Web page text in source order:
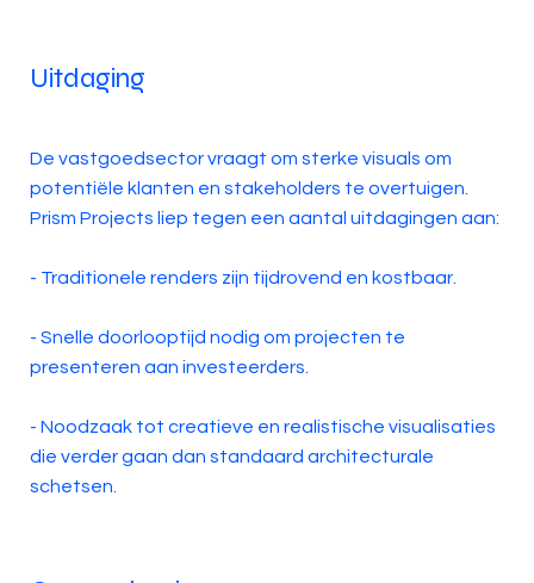
Uitdaging
De vastgoedsector vraagt om sterke visuals om
potentiële klanten en stakeholders te overtuigen.
Prism Projects liep tegen een aantal uitdagingen aan:
- Traditionele renders zijn tijdrovend en kostbaar.
- Snelle doorlooptijd nodig om projecten te
presenteren aan investeerders.
- Noodzaak tot creatieve en realistische visualisaties
die verder gaan dan standaard architecturale
schetsen.